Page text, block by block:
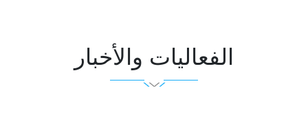
الفعاليات والأخبار